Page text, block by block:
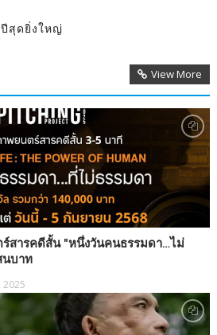
สุดยิ่งใหญ่
View More
ร์สารคดีสั้น "หนึ่งวันคนธรรมดา…ไม่
นบาท
2025